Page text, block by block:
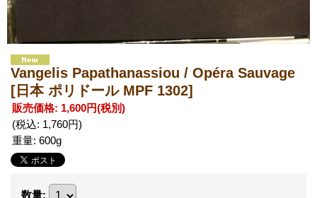
Vangelis Papathanassiou / Opéra Sauvage
[日本 ポリドール MPF 1302]
販売価格: 1,600円(税別)
(税込: 1,760円)
重量: 600g
数量: